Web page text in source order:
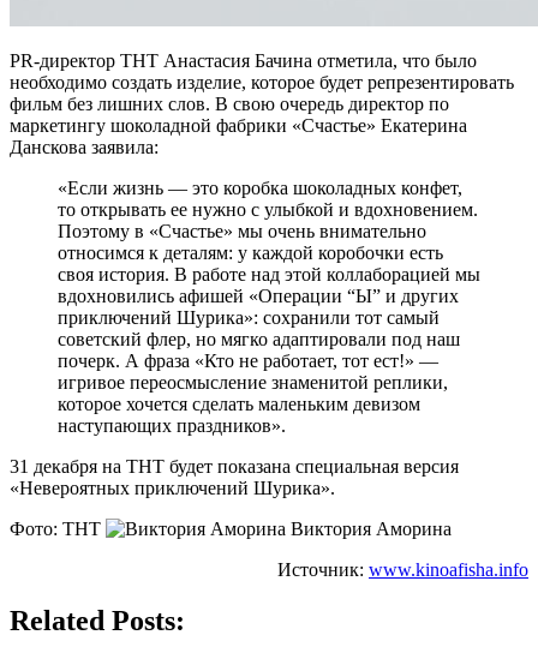
PR-директор ТНТ Анастасия Бачина отметила, что было
необходимо создать изделие, которое будет репрезентировать
фильм без лишних слов. В свою очередь директор по
маркетингу шоколадной фабрики «Счастье» Екатерина
Данскова заявила:
«Если жизнь — это коробка шоколадных конфет,
то открывать ее нужно с улыбкой и вдохновением.
Поэтому в «Счастье» мы очень внимательно
относимся к деталям: у каждой коробочки есть
своя история. В работе над этой коллаборацией мы
вдохновились афишей «Операции “Ы” и других
приключений Шурика»: сохранили тот самый
советский флер, но мягко адаптировали под наш
почерк. А фраза «Кто не работает, тот ест!» —
игривое переосмысление знаменитой реплики,
которое хочется сделать маленьким девизом
наступающих праздников».
31 декабря на ТНТ будет показана специальная версия
«Невероятных приключений Шурика».
Фото: ТНТ
Виктория Аморина
Источник: www.kinoafisha.info
Related Posts: